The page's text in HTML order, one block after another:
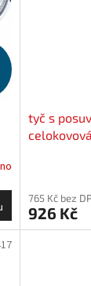
tyč s
765 Kč bez
926 Kč